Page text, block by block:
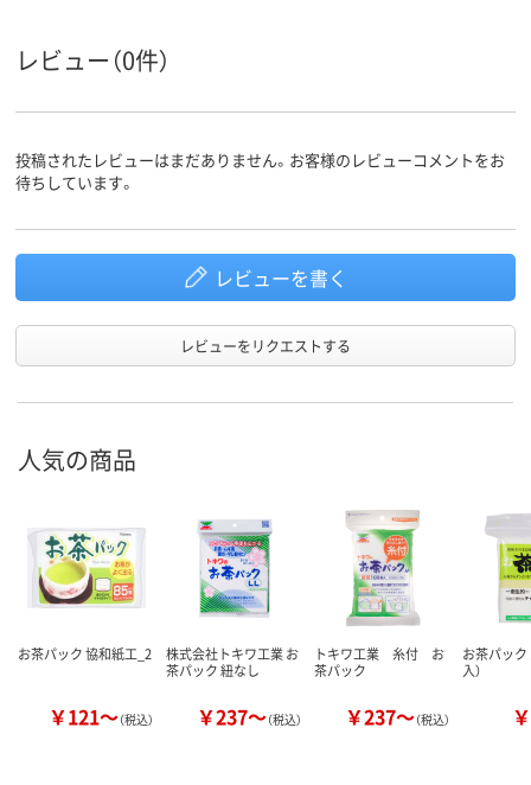
レビュー（0件）
投稿されたレビューはまだありません。お客様のレビューコメントをお
待ちしています。
レビューを書く
レビューをリクエストする
人気の商品
お茶パック 協和紙工_2
￥121～（税込）
株式会社トキワ工業 お
茶パック 紐なし
￥237～（税込）
トキワ工業 糸付 お
茶パック
￥237～（税込）
お茶パック
入）